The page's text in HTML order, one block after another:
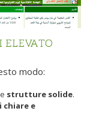
modo:
e strutture solide.
e